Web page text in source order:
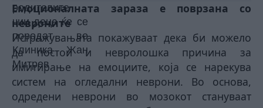
Емоционалната зараза е поврзана со
невроните
Истражувањата покажуваат дека би можело
да постои и невролошка причина за
имитирање на емоциите, која се нарекува
систем на огледални неврони. Во основа,
одредени неврони во мозокот стануваат